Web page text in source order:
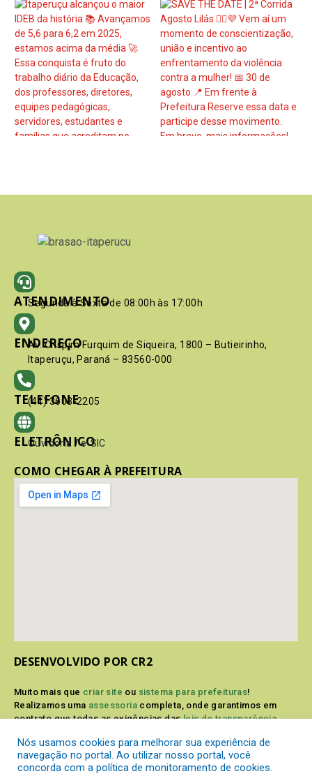
ATENDIMENTO
Segunda à Sexta de 08:00h às 17:00h
ENDEREÇO
Av. Crispim Furquim de Siqueira, 1800 – Butieirinho,
Itaperuçu, Paraná – 83560-000
TELEFONE
(41) 3603-2205
ELETRÔNICO
Ouvidoria / e-SIC
COMO CHEGAR À PREFEITURA
DESENVOLVIDO POR CR2
Muito mais que criar site ou sistema para prefeituras!
Realizamos uma assessoria completa, onde garantimos em
contrato que todas as exigências dasleis de transparência
Conheça oPNTPe oRadar da Transparência Pública
Nós usamos cookies para melhorar sua experiência de
navegação no portal. Ao utilizar nosso portal, você
concorda com a política de monitoramento de cookies.